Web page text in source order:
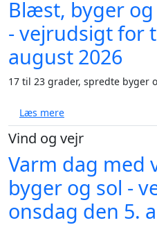
Blæst, byger
- vejrudsigt for
august 2026
17 til 23 grader, spredte byger
Læs mereom Blæst, byger og
Vind og vejr
Varm dag med
byger og sol -
onsdag den 5.